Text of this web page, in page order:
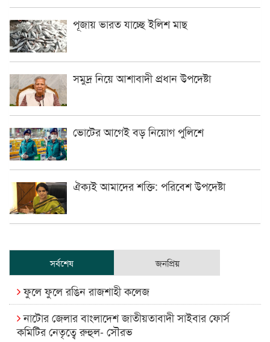
পূজায় ভারত যাচ্ছে ইলিশ মাছ
সমুদ্র নিয়ে আশাবাদী প্রধান উপদেষ্টা
ভোটের আগেই বড় নিয়োগ পুলিশে
ঐক্যই আমাদের শক্তি: পরিবেশ উপদেষ্টা
সর্বশেষ জনপ্রিয়
ফুলে ফুলে রঙিন রাজশাহী কলেজ
নাটোর জেলার বাংলাদেশ জাতীয়তাবাদী সাইবার ফোর্স
কমিটির নেতৃত্বে রুহুল- সৌরভ